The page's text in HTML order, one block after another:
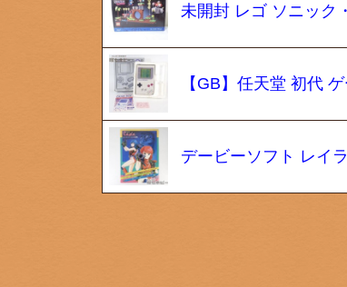
未開封 レゴ ソニック
【GB】任天堂 初代
デービーソフト レイ